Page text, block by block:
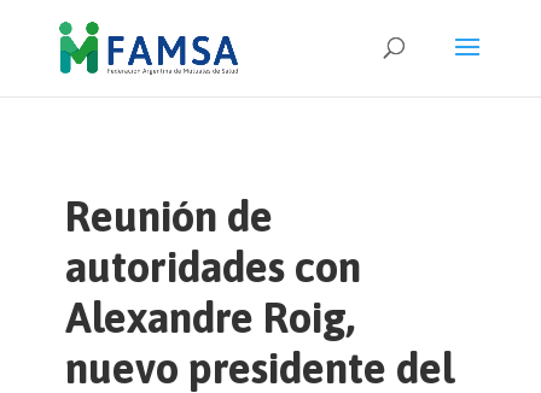
Reunión de
autoridades con
Alexandre Roig,
nuevo presidente del